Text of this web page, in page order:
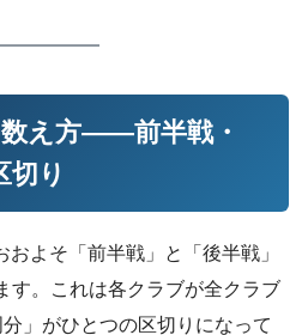
え方——前半戦・
切り
よそ「前半戦」と「後半戦」
す。これは各クラブが全クラブ
」がひとつの区切りになって